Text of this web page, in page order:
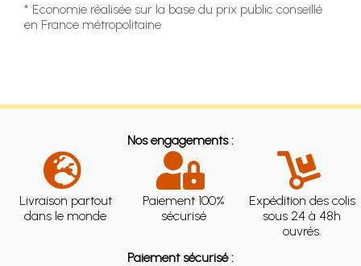
* Economie réalisée sur la base du prix public conseillé
en France métropolitaine
Nos engagements :
Livraison partout
dans le monde
Paiement 100%
sécurisé
Expédition des colis
sous 24 à 48h
ouvrés.
Paiement sécurisé :